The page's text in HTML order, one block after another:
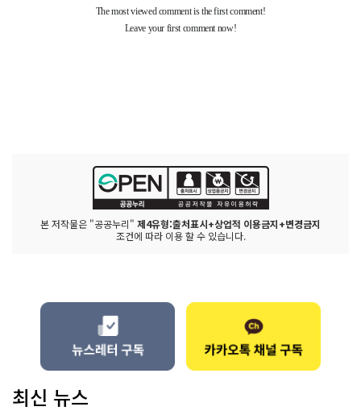
본 저작물은 "공공누리" 제4유형:출처표시+상업적 이용금지+변경금지
조건에 따라 이용 할 수 있습니다.
최신 뉴스